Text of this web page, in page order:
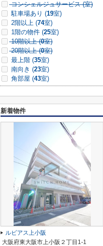
コンシェルジュサービス (室)
駐車場あり (19室)
2階以上 (74室)
1階の物件 (25室)
10階以上 (0室)
20階以上 (0室)
最上階 (35室)
南向き (23室)
角部屋 (43室)
新着物件
ルビアス上小阪
大阪府東大阪市上小阪２丁目1-1